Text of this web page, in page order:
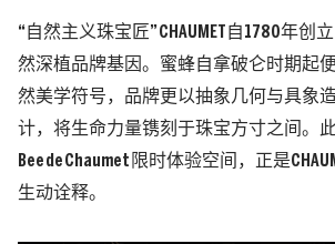
“自然主义珠宝匠” CHAUMET自1780年创
然深植品牌基因。蜜蜂自拿破仑时期起
然美学符号，品牌更以抽象几何与具象
计，将生命力量镌刻于珠宝方寸之间。
Bee de Chaumet 限时体验空间，正是
生动诠释。